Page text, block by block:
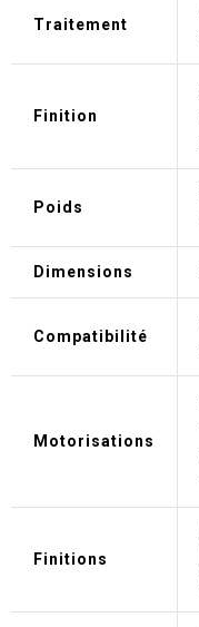
Traitement
Finition
Poids
Dimensions
Compatibilité
Motorisations
Finitions